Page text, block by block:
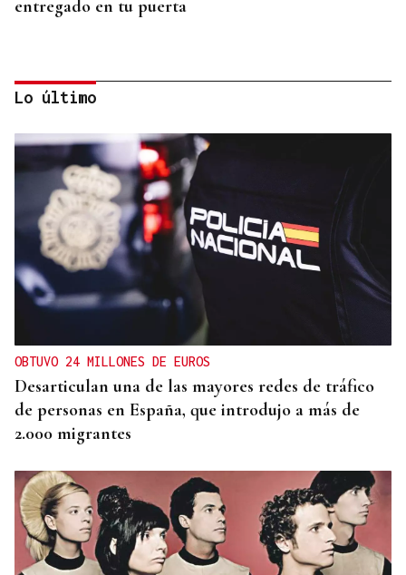
entregado en tu puerta
CONATO EXTINGUIDO
Vídeo | Se desata un incendio forestal en una
Lo último
OBTUVO 24 MILLONES DE EUROS
Desarticulan una de las mayores redes de tráfico
de personas en España, que introdujo a más de
2.000 migrantes